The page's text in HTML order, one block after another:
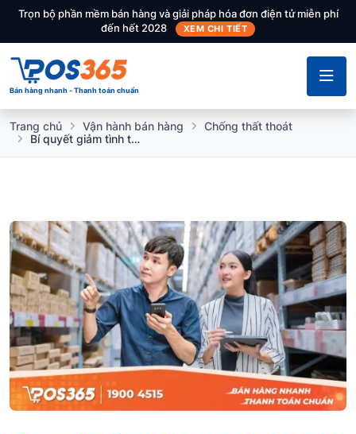
Trọn bộ phần mềm bán hàng và giải pháp hóa đơn điện tử miễn phí
đến hết 2028
XEM CHI TIẾT
Bán hàng nhanh - Thanh toán chuẩn
Trang chủ Vận hành bán hàng
Chống thất thoát
Bí quyết giảm tình trạng thất thoát, gian lận hàng hóa trong quản lý kho